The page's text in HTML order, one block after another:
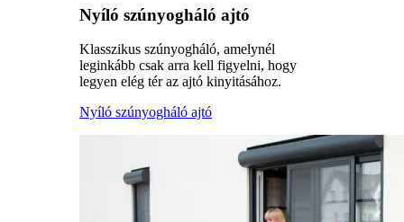
Nyíló szúnyogháló ajtó
Klasszikus szúnyogháló, amelynél
leginkább csak arra kell figyelni, hogy
legyen elég tér az ajtó kinyitásához.
Nyíló szúnyogháló ajtó